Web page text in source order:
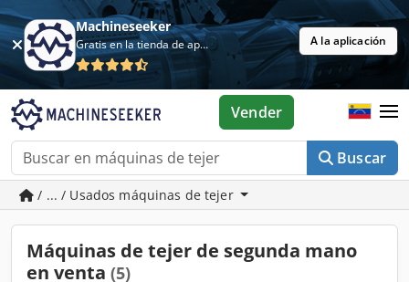
Machineseeker
Gratis en la tienda de aplicaciones A la aplicación
Buscar
Vender
/ ... / Usados máquinas de tejer
Máquinas de tejer de segunda mano
en venta (5)